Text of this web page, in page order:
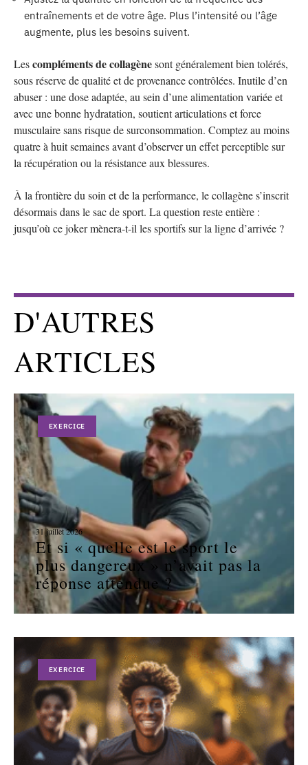
entraînements et de votre âge. Plus l’intensité ou l’âge
augmente, plus les besoins suivent.
Lescompléments de collagènesont généralement bien tolérés,
sous réserve de qualité et de provenance contrôlées. Inutile d’en
abuser : une dose adaptée, au sein d’une alimentation variée et
avec une bonne hydratation, soutient articulations et force
musculaire sans risque de surconsommation. Comptez au moins
quatre à huit semaines avant d’observer un effet perceptible sur
la récupération ou la résistance aux blessures.
À la frontière du soin et de la performance, le collagène s’inscrit
désormais dans le sac de sport. La question reste entière :
jusqu’où ce joker mènera-t-il les sportifs sur la ligne d’arrivée ?
D'AUTRES
ARTICLES
EXERCICE
31 juillet 2026
Et si « quelle est le sport le
plus dangereux » n’avait pas la
réponse attendue ?
EXERCICE